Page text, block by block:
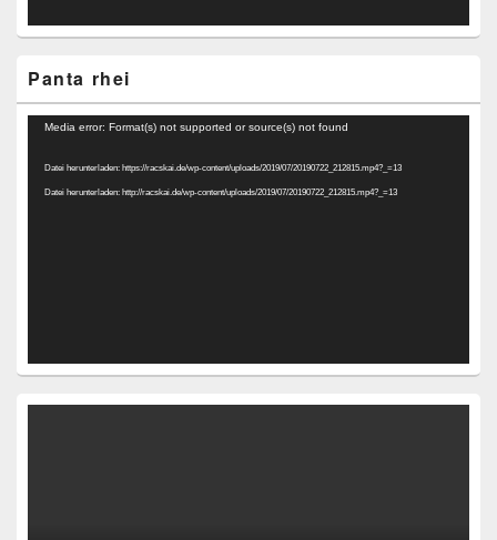
Panta rhei
Video-
Media error: Format(s) not supported or source(s) not found
Datei herunterladen: https://racskai.de/wp-content/uploads/2019/07/20190722_212815.mp4?_=13
Datei herunterladen: http://racskai.de/wp-content/uploads/2019/07/20190722_212815.mp4?_=13